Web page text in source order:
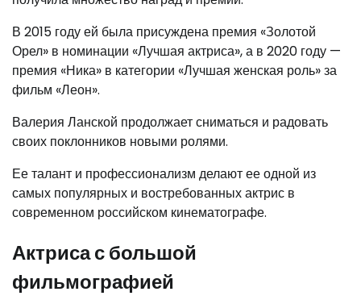
В 2015 году ей была присуждена премия «Золотой
Орел» в номинации «Лучшая актриса», а в 2020 году —
премия «Ника» в категории «Лучшая женская роль» за
фильм «Леон».
Валерия Ланской продолжает сниматься и радовать
своих поклонников новыми ролями.
Ее талант и профессионализм делают ее одной из
самых популярных и востребованных актрис в
современном российском кинематографе.
Актриса с большой
фильмографией